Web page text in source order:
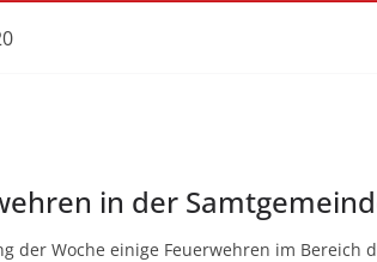
in der
der Woche einige Feuerwehren im Bereich